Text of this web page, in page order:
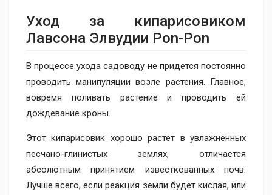
Уход за кипарисов​иком
Лавсона Элвудии Pon-Pon
В процессе ухода садоводу не придется постоянно
проводить манипуляции возле растения. Главное,
вовремя поливать растение и проводить ей
дождевание кроны.
Этот кипарисовик хорошо растет в увлажненных
песчано-глинистых землях, отличается
абсолютным принятием известкованных почв.
Лучше всего, если реакция земли будет кислая, или